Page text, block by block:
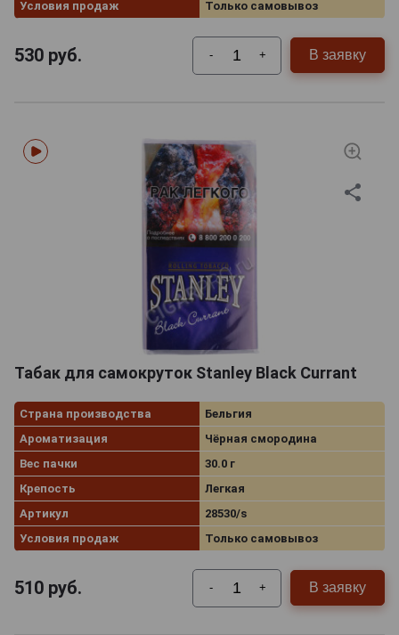
Условия продаж
Только самовывоз
530 руб. - + В заявку
Табак для самокруток Stanley Black Currant
Страна производства
Бельгия
Ароматизация
Чёрная смородина
Вес пачки
30.0 г
Крепость
Легкая
Артикул
28530/s
Условия продаж
Только самовывоз
510 руб. - + В заявку